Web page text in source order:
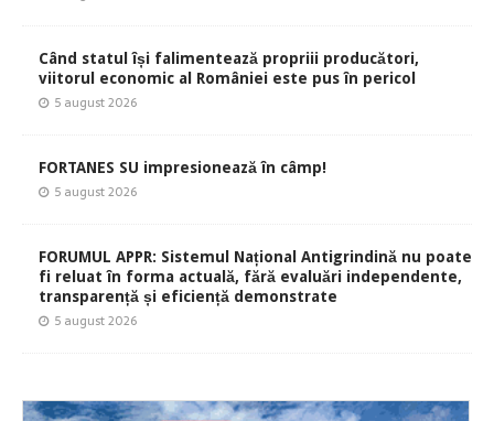
Când statul își falimentează propriii producători,
viitorul economic al României este pus în pericol
5 august 2026
FORTANES SU impresionează în câmp!
5 august 2026
FORUMUL APPR: Sistemul Național Antigrindină nu poate
fi reluat în forma actuală, fără evaluări independente,
transparență și eficiență demonstrate
5 august 2026